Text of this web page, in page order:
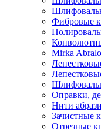
Фибровые
Mirka
Оправки,
Нити
Зачистные
Отрезные